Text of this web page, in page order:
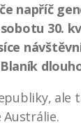
napříč
30.
ale
Austrálie.